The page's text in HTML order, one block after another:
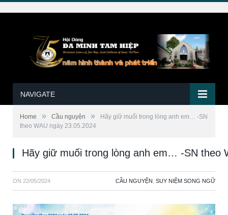
NAVIGATE
Home » Cầu nguyện »
Hãy giữ muối trong lòng anh em… -SN
theo WAU ngày 23.05.2024
Hãy giữ muối trong lòng anh em… -SN theo
ON 22/05/2024 CẦU NGUYỆN SUY NIỆM SONG NGỮ